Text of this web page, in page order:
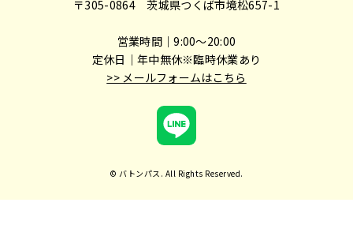
〒305-0864 茨城県つくば市境松657-1
営業時間｜9:00～20:00
定休日｜年中無休※臨時休業あり
>> メールフォームはこちら
© バトンパス. All Rights Reserved.